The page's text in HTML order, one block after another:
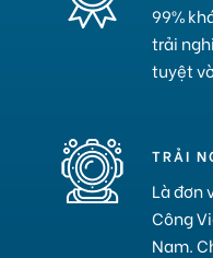
99%
trải
tuyệt
TRẢI
Là đơn
Công
Nam.